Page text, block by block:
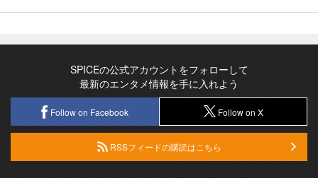
SPICEの公式アカウントをフォローして
最新のエンタメ情報を手に入れよう
Follow on Facebook Follow on X
RSSフィードの購読はこちら